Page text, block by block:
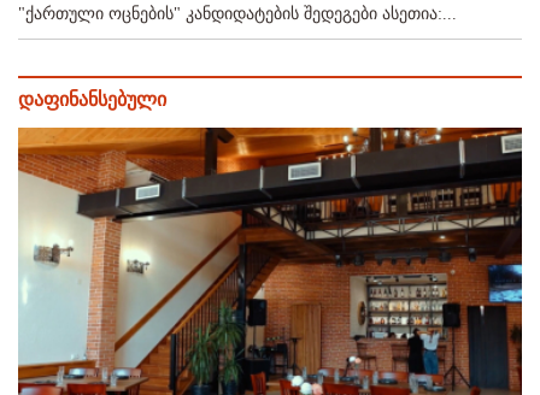
"ქართული ოცნების" კანდიდატების შედეგები ასეთია:...
დაფინანსებული